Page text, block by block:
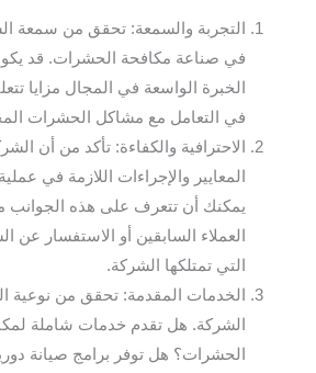
التجربة والسمعة: تحقق من سمعة
في صناعة مكافحة الحشرات. قد
الخبرة الواسعة في المجال مزايا
في التعامل مع مشاكل الحشرات
الاحترافية والكفاءة: تأكد من أن
المعايير والإجراءات اللازمة في
يمكنك أن تتعرف على هذه الجوانب
العملاء السابقين أو الاستفسار عن
التي تمتلكها الشركة.
الخدمات المقدمة: تحقق من نوعية
الشركة. هل تقدم خدمات شاملة
الحشرات؟ هل توفر برامج صيانة